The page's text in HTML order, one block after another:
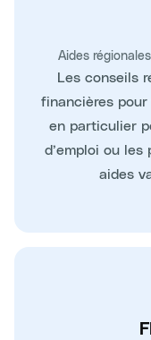
Aides
Les conseils
financières
en particulier
d’emploi ou les
aides